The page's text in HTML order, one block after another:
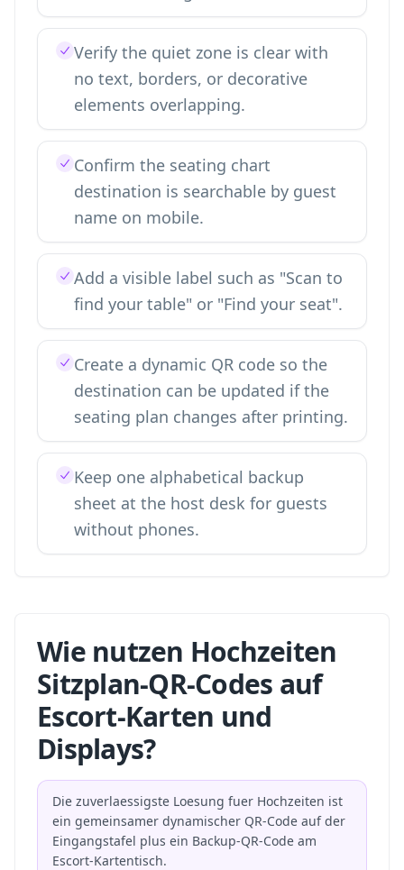
Verify the quiet zone is clear with
no text, borders, or decorative
elements overlapping.
Confirm the seating chart
destination is searchable by guest
name on mobile.
Add a visible label such as "Scan to
find your table" or "Find your seat".
Create a dynamic QR code so the
destination can be updated if the
seating plan changes after printing.
Keep one alphabetical backup
sheet at the host desk for guests
without phones.
Wie nutzen Hochzeiten
Sitzplan-QR-Codes auf
Escort-Karten und
Displays?
Die zuverlaessigste Loesung fuer Hochzeiten ist
ein gemeinsamer dynamischer QR-Code auf der
Eingangstafel plus ein Backup-QR-Code am
Escort-Kartentisch.